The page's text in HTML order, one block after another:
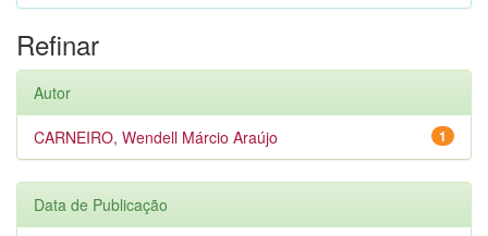
Refinar
Autor
1
CARNEIRO, Wendell Márcio Araújo
Data de Publicação